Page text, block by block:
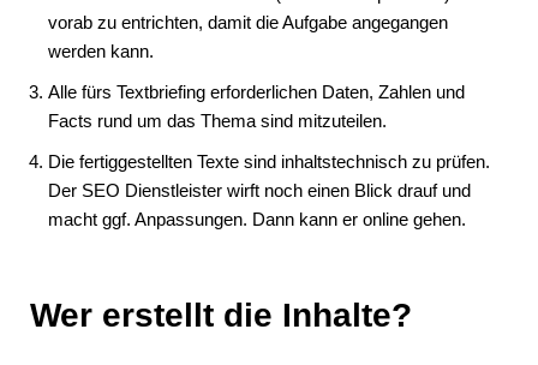
vorab zu entrichten, damit die Aufgabe angegangen
werden kann.
Alle fürs Textbriefing erforderlichen Daten, Zahlen und
Facts rund um das Thema sind mitzuteilen.
Die fertiggestellten Texte sind inhaltstechnisch zu prüfen.
Der SEO Dienstleister wirft noch einen Blick drauf und
macht ggf. Anpassungen. Dann kann er online gehen.
Wer erstellt die Inhalte?